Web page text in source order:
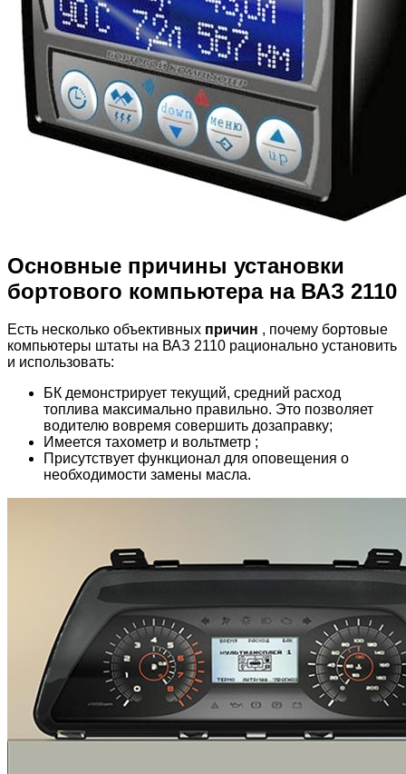
Основные причины установки
бортового компьютера на ВАЗ 2110
Есть несколько объективных причин , почему бортовые
компьютеры штаты на ВАЗ 2110 рационально установить
и использовать:
БК демонстрирует текущий, средний расход
топлива максимально правильно. Это позволяет
водителю вовремя совершить дозаправку;
Имеется тахометр и вольтметр ;
Присутствует функционал для оповещения о
необходимости замены масла.